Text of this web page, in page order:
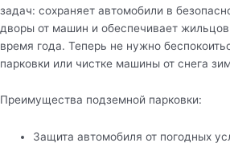
задач: сохраняет автомобили в
дворы от машин и обеспечивает
время года. Теперь не нужно
парковки или чистке машины от снега
Преимущества подземной парковки:
Защита автомобиля от погодных